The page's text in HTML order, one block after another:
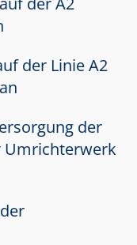
der Linie A2
der
Umrichterwerk